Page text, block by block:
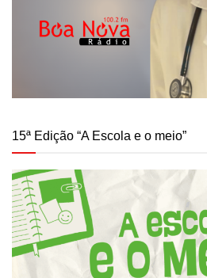
15ª Edição “A Escola e o meio”